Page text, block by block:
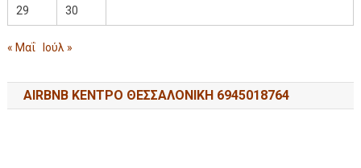
29 30
« Μαΐ Ιούλ »
AIRBNB ΚΕΝΤΡΟ ΘΕΣΣΑΛΟΝΙΚΗ 6945018764